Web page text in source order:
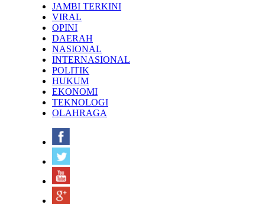
JAMBI TERKINI
VIRAL
OPINI
DAERAH
NASIONAL
INTERNASIONAL
POLITIK
HUKUM
EKONOMI
TEKNOLOGI
OLAHRAGA